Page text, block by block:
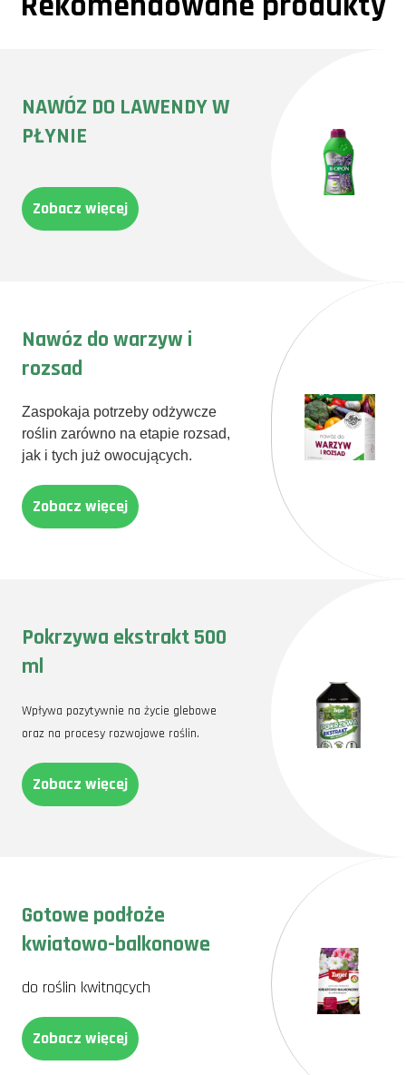
NAWÓZ DO LAWENDY W
PŁYNIE
Zobacz więcej
Nawóz do warzyw i
rozsad
Zaspokaja potrzeby odżywcze
roślin zarówno na etapie rozsad,
jak i tych już owocujących.
Zobacz więcej
Pokrzywa ekstrakt 500
ml
Wpływa pozytywnie na życie glebowe
oraz na procesy rozwojowe roślin.
Zobacz więcej
Gotowe podłoże
kwiatowo-balkonowe
do roślin kwitnących
Zobacz więcej